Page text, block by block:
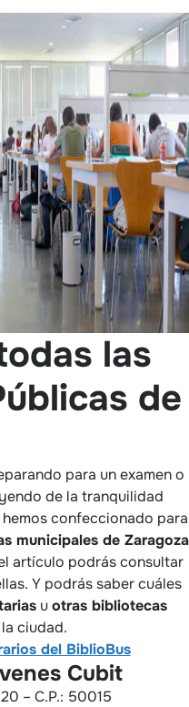
las
de
para un examen o
de la tranquilidad
confeccionado para
municipales de Zaragoza
artículo podrás consultar
Y podrás saber cuáles
uotras bibliotecas
ciudad.
del BiblioBus
Cubit
– C.P.: 50015